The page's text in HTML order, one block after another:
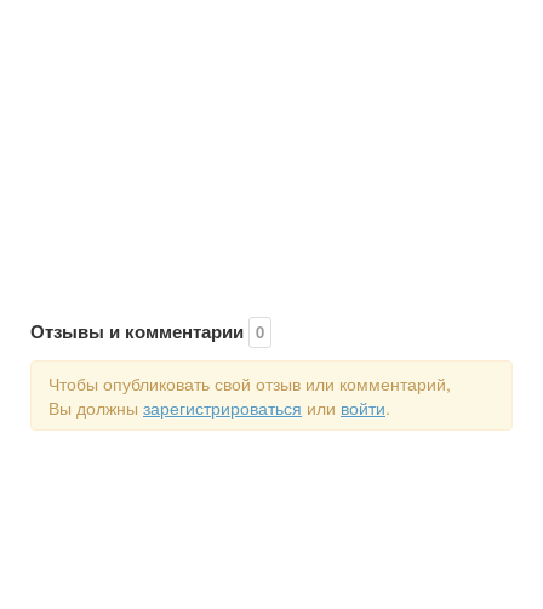
Отзывы и комментарии 0
Чтобы опубликовать свой отзыв или комментарий,
Вы должны зарегистрироваться или войти.